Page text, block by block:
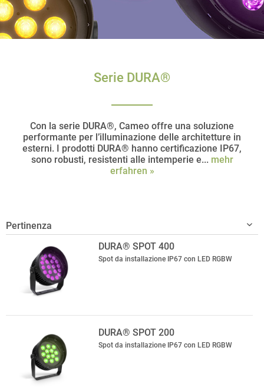
Serie DURA®
Con la serie DURA®, Cameo offre una soluzione
performante per l’illuminazione delle architetture in
esterni. I prodotti DURA® hanno certificazione IP67,
sono robusti, resistenti alle intemperie e... mehr
erfahren »
DURA® SPOT 400
Spot da installazione IP67 con LED RGBW
DURA® SPOT 200
Spot da installazione IP67 con LED RGBW